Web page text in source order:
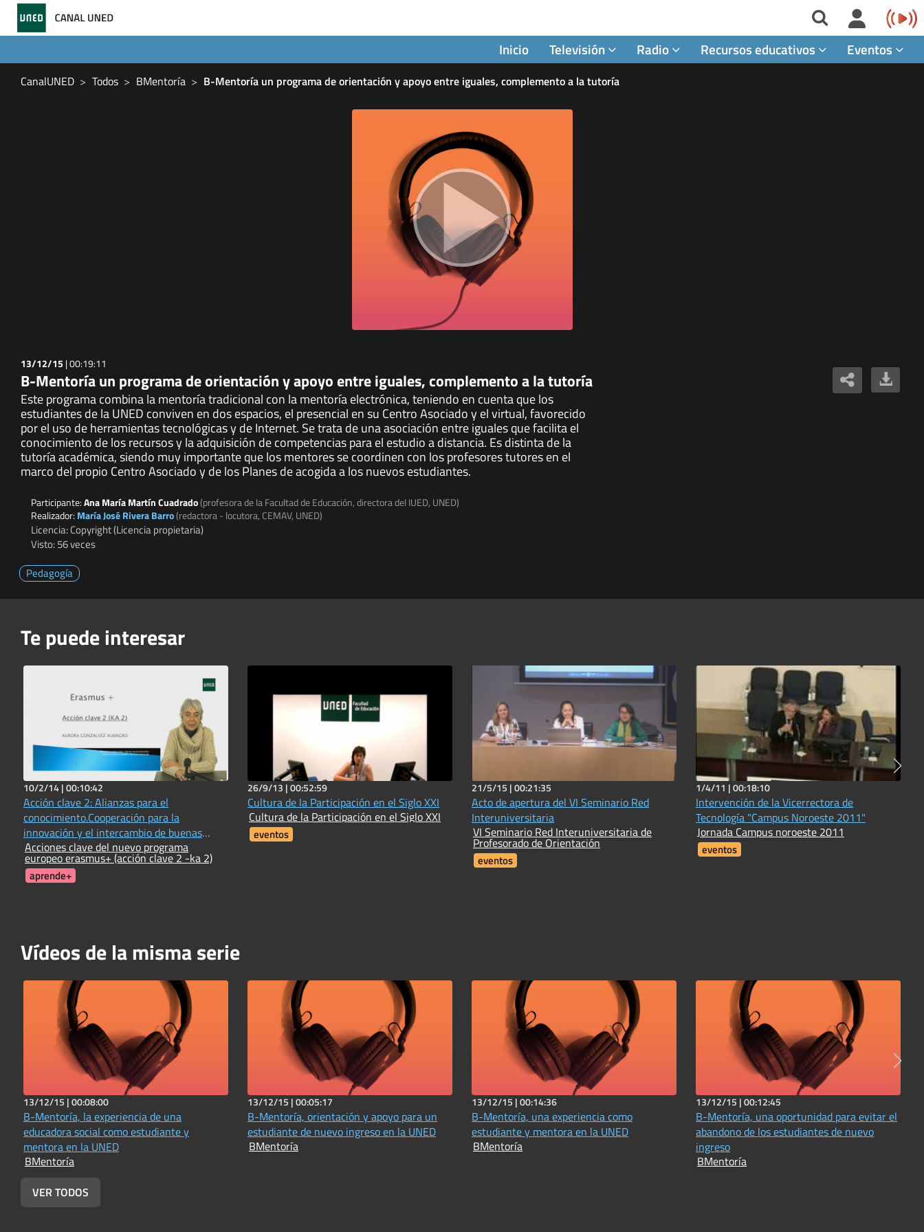
Inicio Televisión Radio Recursos educativos Eventos
CanalUNED Todos BMentoría B-Mentoría un programa de orientación y apoyo entre iguales, complemento a la tutoría
13/12/15 |00:19:11
B-Mentoría un programa de orientación y apoyo entre iguales, complemento a la tutoría
Este programa combina la mentoría tradicional con la mentoría electrónica, teniendo en cuenta que los
estudiantes de la UNED conviven en dos espacios, el presencial en su Centro Asociado y el virtual, favorecido
por el uso de herramientas tecnológicas y de Internet. Se trata de una asociación entre iguales que facilita el
conocimiento de los recursos y la adquisición de competencias para el estudio a distancia. Es distinta de la
tutoría académica, siendo muy importante que los mentores se coordinen con los profesores tutores en el
marco del propio Centro Asociado y de los Planes de acogida a los nuevos estudiantes.
Participante:Ana María Martín Cuadrado(profesora de la Facultad de Educación, directora del IUED, UNED)
Realizador: María José Rivera Barro(redactora - locutora, CEMAV, UNED)
Licencia: Copyright (Licencia propietaria)
Visto: 56 veces
Pedagogía
Te puede interesar
10/2/14 |00:10:42
Acción clave 2: Alianzas para el
conocimiento.Cooperación para la
innovación y el intercambio de buenas
prácticas
Acciones clave del nuevo programa
europeo erasmus+ (acción clave 2 -ka 2)
aprende+
26/9/13 |00:52:59
Cultura de la Participación en el Siglo XXI
Cultura de la Participación en el Siglo XXI
eventos
21/5/15 |00:21:35
Acto de apertura del VI Seminario Red
Interuniversitaria
VI Seminario Red Interuniversitaria de
Profesorado de Orientación
eventos
1/4/11 |00:18:10
Intervención de la Vicerrectora de
Tecnología "Campus Noroeste 2011"
Jornada Campus noroeste 2011
eventos
Vídeos de la misma serie
13/12/15 |00:08:00
B-Mentoría, la experiencia de una
educadora social como estudiante y
mentora en la UNED
BMentoría
13/12/15 |00:05:17
B-Mentoría, orientación y apoyo para un
estudiante de nuevo ingreso en la UNED
BMentoría
13/12/15 |00:14:36
B-Mentoría, una experiencia como
estudiante y mentora en la UNED
BMentoría
13/12/15 |00:12:45
B-Mentoría, una oportunidad para evitar el
abandono de los estudiantes de nuevo
ingreso
BMentoría
VER TODOS